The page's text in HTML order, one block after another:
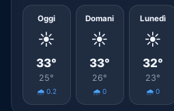
Oggi
☀️
33°
25°
🌧️ 0.2
Domani
☀️
33°
26°
🌧️ 0
Lunedì
☀️
32°
23°
🌧️ 0